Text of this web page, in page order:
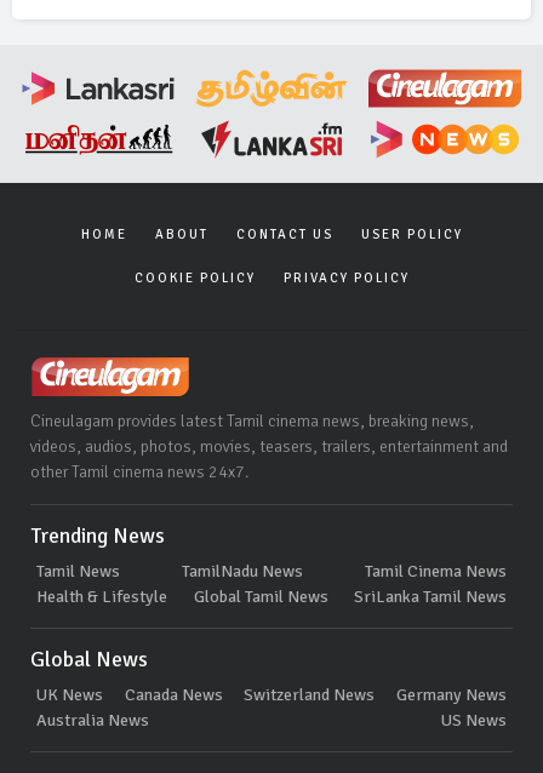
HOME ABOUT CONTACT US USER POLICY
COOKIE POLICY PRIVACY POLICY
Cineulagam provides latest Tamil cinema news, breaking news,
videos, audios, photos, movies, teasers, trailers, entertainment and
other Tamil cinema news 24x7.
Trending News
Tamil News TamilNadu News
Tamil Cinema News
Health & Lifestyle
Global Tamil News SriLanka Tamil News
Global News
UK News Canada News Switzerland News
Germany News
Australia News
US News